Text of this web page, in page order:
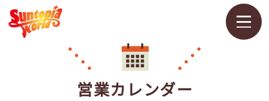
営業カレンダー